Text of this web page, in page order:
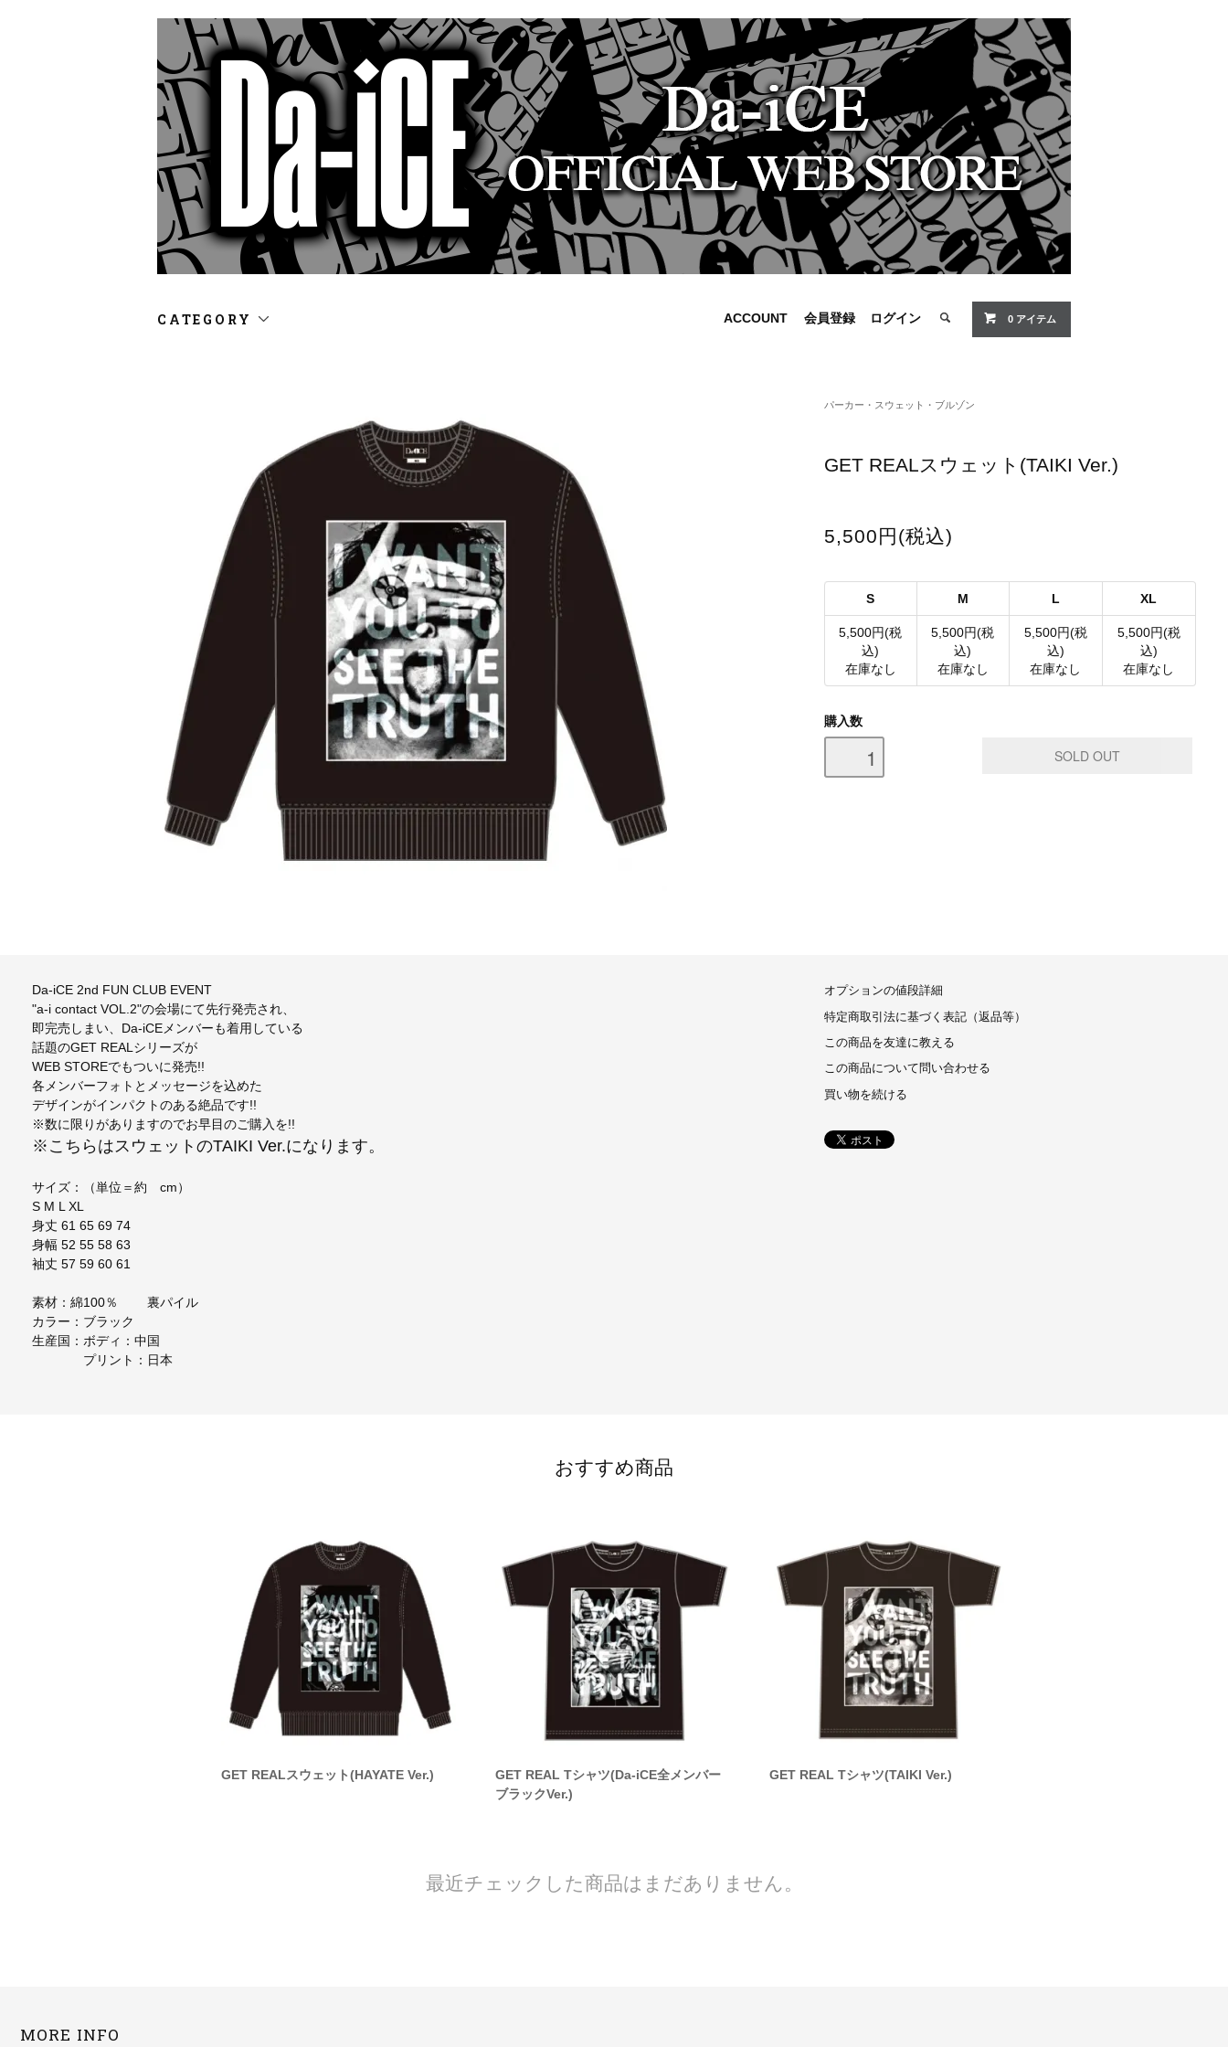
CATEGORY ACCOUNT 会員登録 ログイン 0 アイテム
パーカー・スウェット・ブルゾン
GET REALスウェット(TAIKI Ver.)
5,500円(税込)
S M L XL
5,500円(税
込)
在庫なし
5,500円(税
込)
在庫なし
5,500円(税
込)
在庫なし
5,500円(税
込)
在庫なし
購入数
Da-iCE 2nd FUN CLUB EVENT
"a-i contact VOL.2"の会場にて先行発売され、
即完売しまい、Da-iCEメンバーも着用している
話題のGET REALシリーズが
WEB STOREでもついに発売!!
各メンバーフォトとメッセージを込めた
デザインがインパクトのある絶品です!!
※数に限りがありますのでお早目のご購入を!!
※こちらはスウェットのTAIKI Ver.になります。
サイズ：（単位＝約 cm）
S M L XL
身丈 61 65 69 74
身幅 52 55 58 63
袖丈 57 59 60 61
素材：綿100％ 裏パイル
カラー：ブラック
生産国：ボディ：中国
プリント：日本
オプションの値段詳細
特定商取引法に基づく表記（返品等）
この商品を友達に教える
この商品について問い合わせる
買い物を続ける
おすすめ商品
GET REALスウェット(HAYATE Ver.)
GET REAL Tシャツ(Da-iCE全メンバー
ブラックVer.)
GET REAL Tシャツ(TAIKI Ver.)
最近チェックした商品はまだありません。
MORE INFO